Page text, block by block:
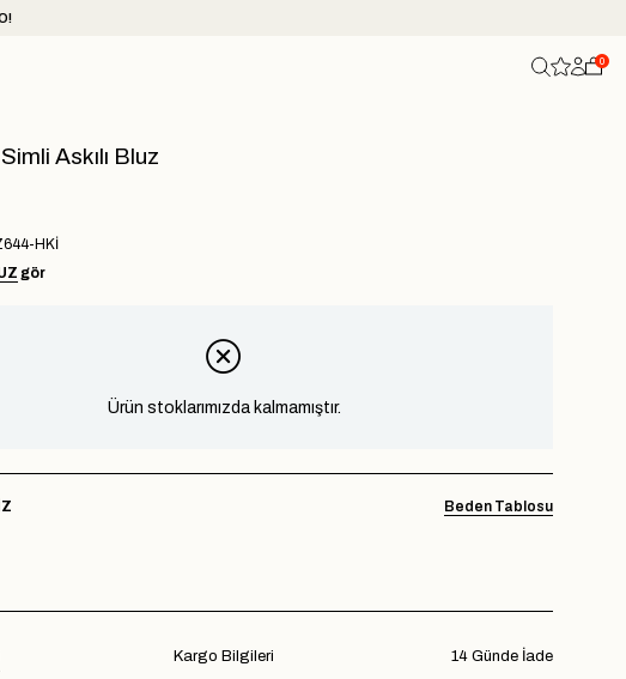
0
Askılı Bluz
HKİ
gör
Ürün stoklarımızda kalmamıştır.
Beden Tablosu
14 Günde İade
Kargo Bilgileri